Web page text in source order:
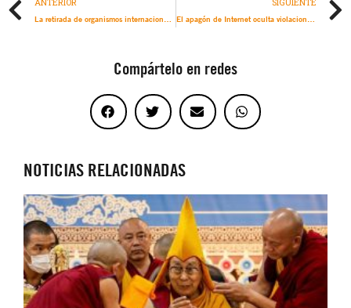
ANTERIOR
La retirada de organismos internacionales, un empeño vengativo para hacer añicos un sistema global de cooperación
SIGUIENTE
El apagón de Internet oculta violaciones de derechos en una escalada de represión letal de manifestantes
Compártelo en redes
NOTICIAS RELACIONADAS